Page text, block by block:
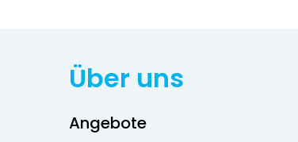
Über uns
Angebote